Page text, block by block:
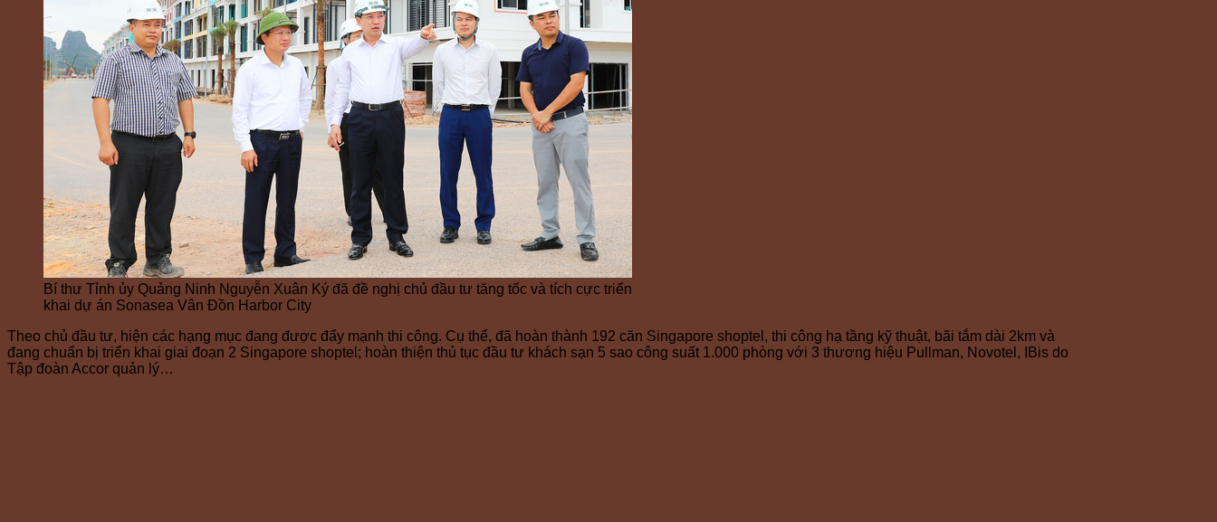
Bí thư Tỉnh ủy Quảng Ninh Nguyễn Xuân Ký đã đề nghị chủ đầu tư tăng tốc và tích cực triển
khai dự án Sonasea Vân Đồn Harbor City
Theo chủ đầu tư, hiện các hạng mục đang được đẩy mạnh thi công. Cụ thể, đã hoàn thành 192 căn Singapore shoptel, thi công hạ tầng kỹ thuật, bãi tắm dài 2km và
đang chuẩn bị triển khai giai đoạn 2 Singapore shoptel; hoàn thiện thủ tục đầu tư khách sạn 5 sao công suất 1.000 phòng với 3 thương hiệu Pullman, Novotel, IBis do
Tập đoàn Accor quản lý…